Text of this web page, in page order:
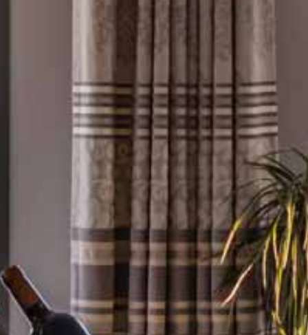
Visites – Dégustations
au Château Trapaud